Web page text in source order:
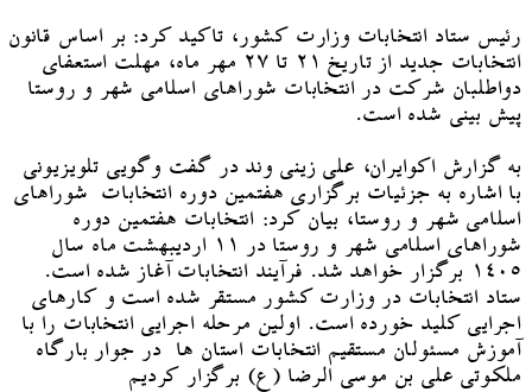
رئیس ستاد انتخابات وزارت کشور، تاکید کرد: بر اساس قانون
انتخابات جدید از تاریخ ۲۱ تا ۲۷ مهر ماه، مهلت استعفای
دواطلبان شرکت در انتخابات شوراهای اسلامی شهر و روستا
پیش بینی شده است.
به گزارش اکوایران، علی زینی وند در گفت وگویی تلویزیونی
با اشاره به جزئیات برگزاری هفتمین دوره انتخابات شوراهای
اسلامی شهر و روستا، بیان کرد: انتخابات هفتمین دوره
شوراهای اسلامی شهر و روستا در ۱۱ اردیبهشت ماه سال
۱۴۰۵ برگزار خواهد شد. فرآیند انتخابات آغاز شده است.
ستاد انتخابات در وزارت کشور مستقر شده است و کارهای
اجرایی کلید خورده است. اولین مرحله اجرایی انتخابات را با
آموزش مسئولان مستقیم انتخابات استان ها در جوار بارگاه
ملکوتی علی بن موسی الرضا (ع) برگزار کردیم